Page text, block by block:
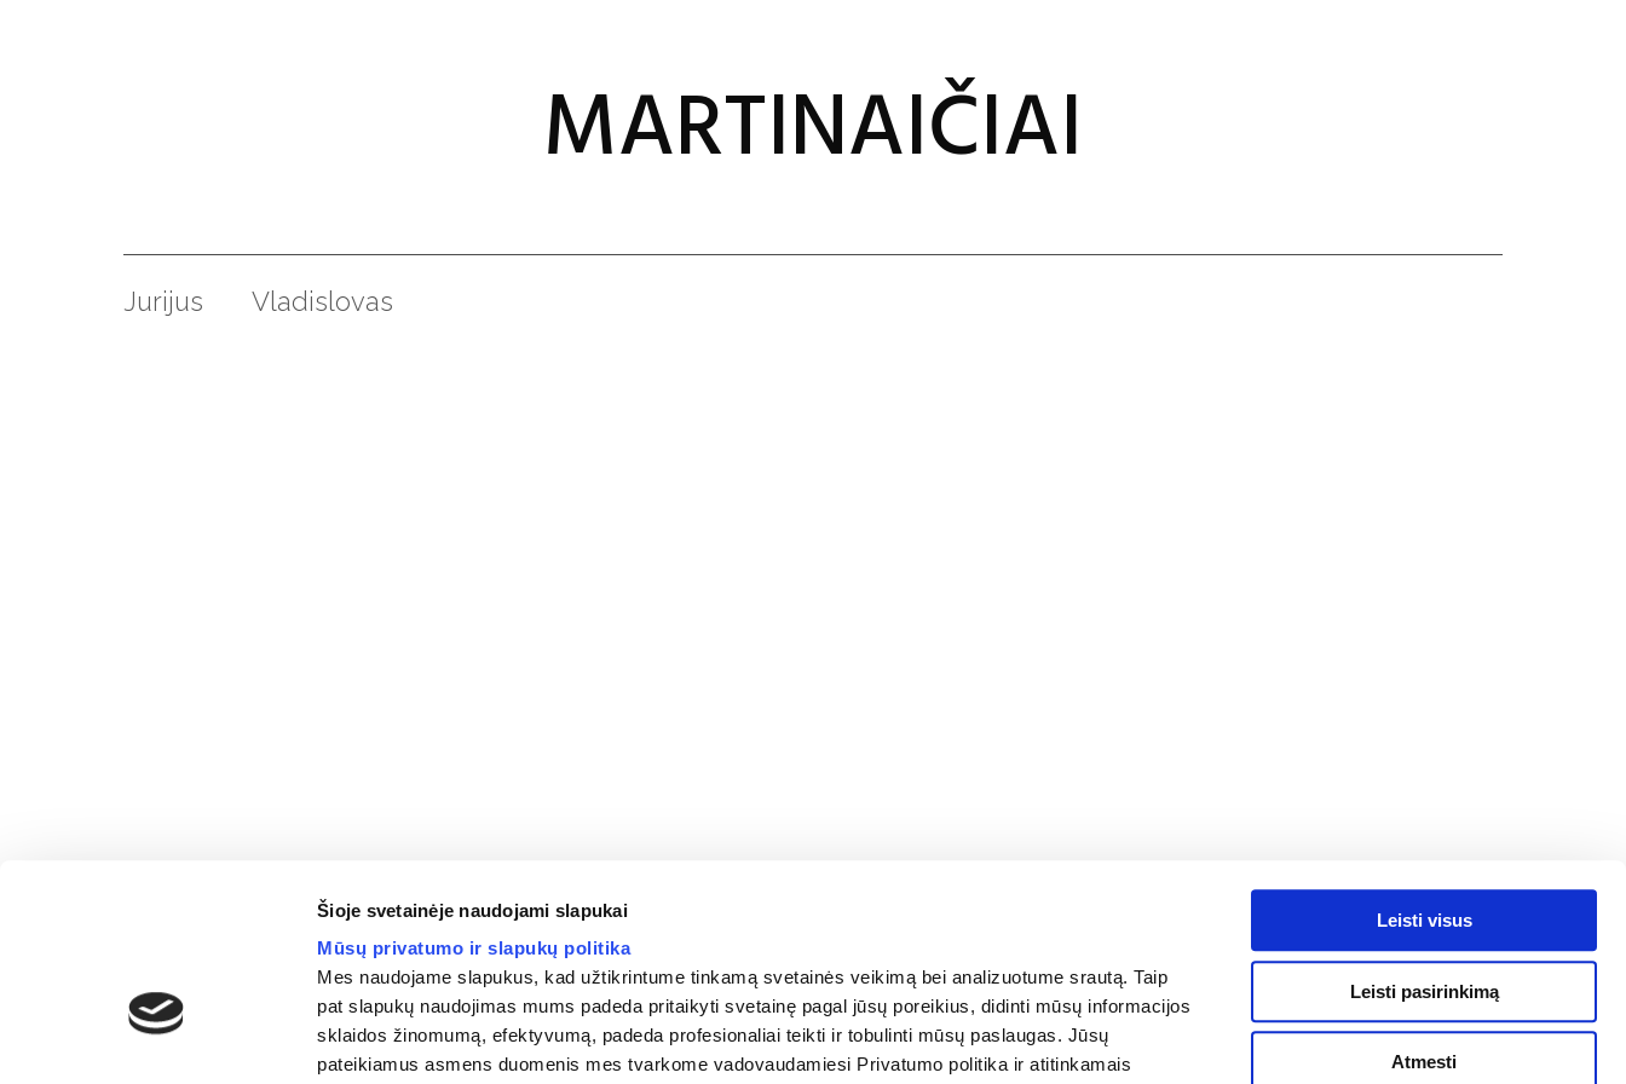
Šioje svetainėje naudojami slapukai
Mūsų privatumo ir slapukų politika
Mes naudojame slapukus, kad užtikrintume tinkamą svetainės veikimą bei analizuotume srautą. Taip
pat slapukų naudojimas mums padeda pritaikyti svetainę pagal jūsų poreikius, didinti mūsų informacijos
sklaidos žinomumą, efektyvumą, padeda profesionaliai teikti ir tobulinti mūsų paslaugas. Jūsų
pateikiamus asmens duomenis mes tvarkome vadovaudamiesi Privatumo politika ir atitinkamais
Leisti visus
Leisti pasirinkimą
Atmesti
MARTINAIČIAI
Jurijus Vladislovas